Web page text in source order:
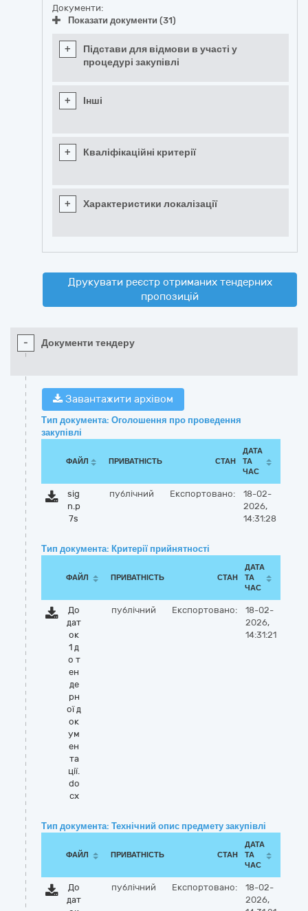
Документи:
Показати документи (31)
+
Підстави для відмови в участі у
процедурі закупівлі
+ Інші
+ Кваліфікаційні критерії
+ Характеристики локалізації
Друкувати реєстр отриманих тендерних
пропозицій
- Документи тендеру
Завантажити архівом
Тип документа: Оголошення про проведення
закупівлі
ФАЙЛ ПРИВАТНІСТЬ СТАН
ДАТА
ТА
ЧАС
sig
n.p
7s
публічний Експортовано:
18-02-
2026,
14:31:28
Тип документа: Критерії прийнятності
ФАЙЛ ПРИВАТНІСТЬ СТАН
ДАТА
ТА
ЧАС
До
дат
ок
1 д
о т
ен
де
рн
ої д
ок
ум
ен
та
ції.
do
cx
публічний Експортовано:
18-02-
2026,
14:31:21
Тип документа: Технічний опис предмету закупівлі
ФАЙЛ ПРИВАТНІСТЬ СТАН
ДАТА
ТА
ЧАС
До
дат
публічний Експортовано:
18-02-
2026,